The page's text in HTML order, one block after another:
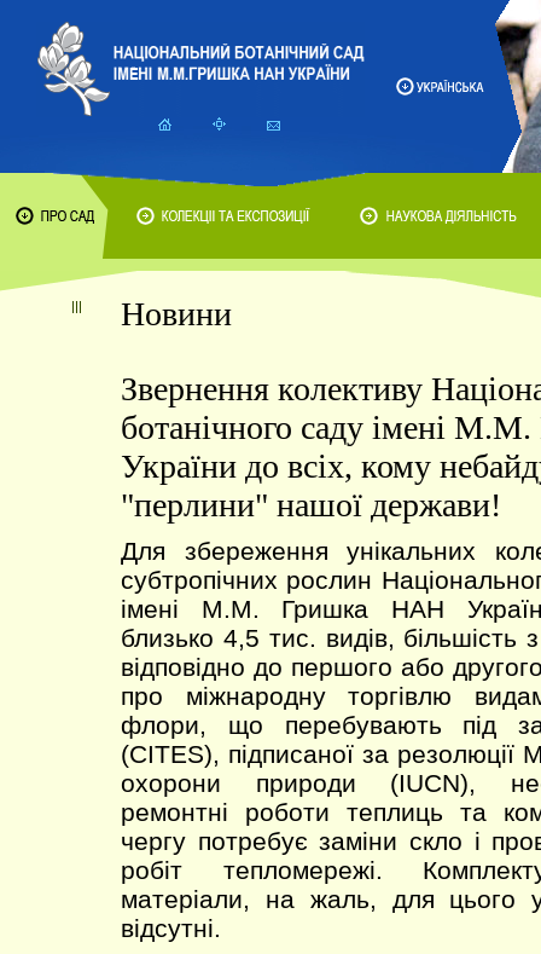
Новини
Звернення колективу
ботанічного саду імені
України до всіх, кому
"перлини" нашої держави!
Для збереження унікальних
субтропічних рослин
імені М.М. Гришка НАН
близько 4,5 тис. видів, більшість
відповідно до першого або
про міжнародну торгівлю
флори, що перебувають під
(CITES), підписаної за резолюції
охорони природи (IUCN),
ремонтні роботи теплиць та
чергу потребує заміни скло і
робіт тепломережі.
матеріали, на жаль, для цього
відсутні.